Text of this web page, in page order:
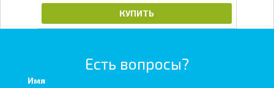
КУПИТЬ
Есть вопросы?
Имя